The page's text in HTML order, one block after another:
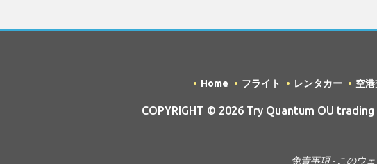
Home フライト レンタカー 空
COPYRIGHT © 2026 Try Quantum OU
免責事項 - このウ